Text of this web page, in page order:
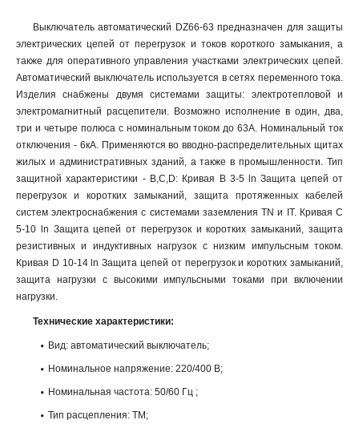
Выключатель автоматический DZ66-63 предназначен для защиты
электрических цепей от перегрузок и токов короткого замыкания, а
также для оперативного управления участками электрических цепей.
Автоматический выключатель используется в сетях переменного тока.
Изделия снабжены двумя системами защиты: электротепловой и
электромагнитный расцепители. Возможно исполнение в один, два,
три и четыре полюса с номинальным током до 63А. Номинальный ток
отключения - 6кА. Применяются во вводно-распределительных щитах
жилых и административных зданий, а также в промышленности. Тип
защитной характеристики - B,C,D: Кривая В 3-5 ln Защита цепей от
перегрузок и коротких замыканий, защита протяженных кабелей
систем электроснабжения с системами заземления TN и IT. Кривая С
5-10 ln Защита цепей от перегрузок и коротких замыканий, защита
резистивных и индуктивных нагрузок с низким импульсным током.
Кривая D 10-14 ln Защита цепей от перегрузок и коротких замыканий,
защита нагрузки с высокими импульсными токами при включении
нагрузки.
Технические характеристики:
Вид: автоматический выключатель;
Номинальное напряжение: 220/400 В;
Номинальная частота: 50/60 Гц ;
Тип расцепления: ТМ;